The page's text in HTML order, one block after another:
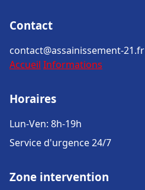
Contact
contact@assainissement-21.fr
Accueil Informations
Horaires
Lun-Ven: 8h-19h
Service d'urgence 24/7
Zone intervention